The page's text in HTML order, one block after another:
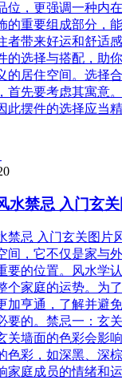
位，更强调一种内
的重要组成部分，
者带来好运和舒适
的选择与搭配，助
的居住空间。选择
首先要考虑其寓意
此摆件的选择应当
水禁忌 入门玄
禁忌 入门玄关图片
间，它不仅是家与
要的位置。风水学
个家庭的运势。为
加亨通，了解并避
要的。禁忌一：玄
关墙面的色彩会影
色彩，如深黑、深
家庭成员的情绪和